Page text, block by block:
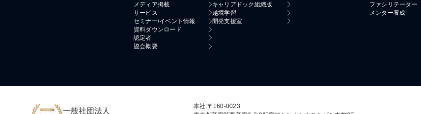
メディア掲載
サービス
セミナー/イベント情報
資料ダウンロード
認定者
協会概要
キャリアドック組織版
越境学習
開発支援室
ファシリテーター
メンター養成
一般社団法人
本社:〒160-0023